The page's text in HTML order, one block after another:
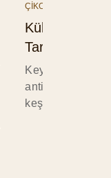
ÇİKOLATA
Külahtan
Tarihi
Keyifli anların
antik
keşif yolculuğu